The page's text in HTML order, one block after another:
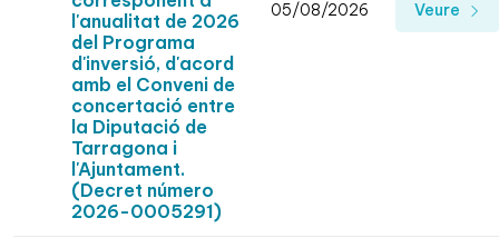
l'anualitat de 2026
del Programa
d'inversió, d'acord
amb el Conveni de
concertació entre
la Diputació de
Tarragona i
l'Ajuntament.
(Decret número
2026-0005291)
05/08/2026 Veure